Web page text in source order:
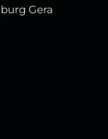
Gera